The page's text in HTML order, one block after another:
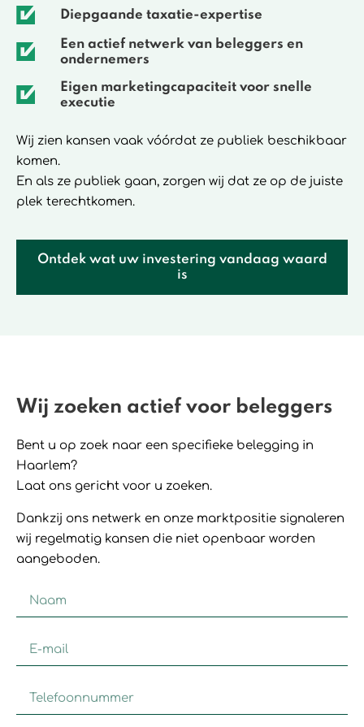
Diepgaande taxatie-expertise
Een actief netwerk van beleggers en
ondernemers
Eigen marketingcapaciteit voor snelle
executie
Wij zien kansen vaak vóórdat ze publiek beschikbaar
komen.
En als ze publiek gaan, zorgen wij dat ze op de juiste
plek terechtkomen.
Ontdek wat uw investering vandaag waard
is
Wij zoeken actief voor beleggers
Bent u op zoek naar een specifieke belegging in
Haarlem?
Laat ons gericht voor u zoeken.
Dankzij ons netwerk en onze marktpositie signaleren
wij regelmatig kansen die niet openbaar worden
aangeboden.